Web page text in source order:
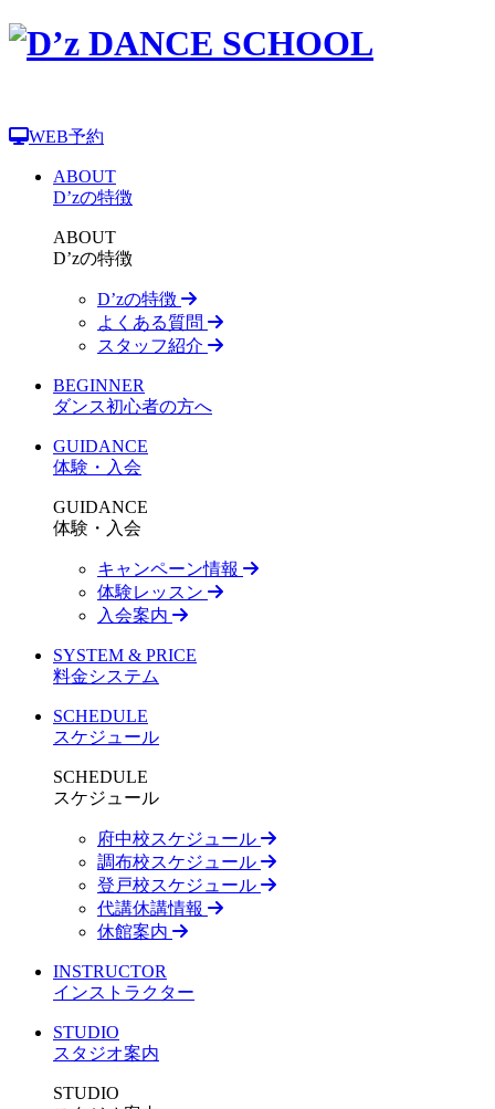
WEB予約
ABOUT
D’zの特徴
ABOUT
D’zの特徴
D’zの特徴
よくある質問
スタッフ紹介
BEGINNER
ダンス初心者の方へ
GUIDANCE
体験・入会
GUIDANCE
体験・入会
キャンペーン情報
体験レッスン
入会案内
SYSTEM & PRICE
料金システム
SCHEDULE
スケジュール
SCHEDULE
スケジュール
府中校スケジュール
調布校スケジュール
登戸校スケジュール
代講休講情報
休館案内
INSTRUCTOR
インストラクター
STUDIO
スタジオ案内
STUDIO